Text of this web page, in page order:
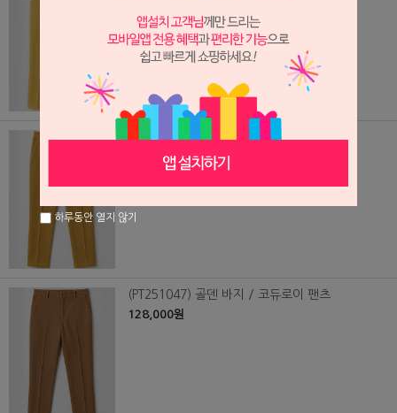
(PT251048) 골덴 바지 / 코듀로이 팬츠
128,000원
(PT251047) 골덴 바지 / 코듀로이 팬츠
128,000원
하루동안 열지 않기